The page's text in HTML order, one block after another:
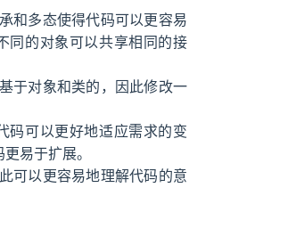
和多态使得代码可以更容易
同的对象可以共享相同的接
于对象和类的，因此修改一
码可以更好地适应需求的变
易于扩展。
可以更容易地理解代码的意